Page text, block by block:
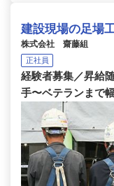
建設現場の足場
株式会社 齋藤組
正社員
経験者募集／昇給
手〜ベテランまで